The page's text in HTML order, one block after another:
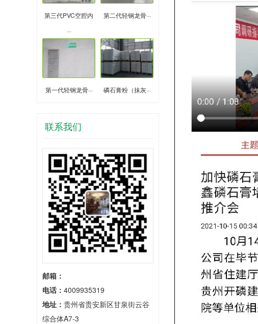
第三代PVC空腔内
···
第二代轻钢龙骨···
第一代轻钢龙骨··· 磷石膏粉（抹灰···
联系我们
邮箱：
电话： 4009935319
地址： 贵州省贵安新区甘泉街云谷
综合体A7-3